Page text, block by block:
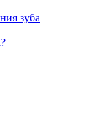
зуба